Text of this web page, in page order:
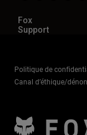
Fox
Support
Politique de
Canal d’éthique/